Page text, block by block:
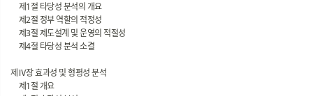
제1절 타당성 분석의 개요
제2절 정부 역할의 적정성
제3절 제도설계 및 운영의 적절성
제4절 타당성 분석 소결
제Ⅳ장 효과성 및 형평성 분석
제1절 개요